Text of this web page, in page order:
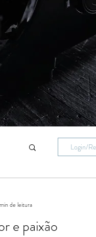
Login/
e paixão
de leitura